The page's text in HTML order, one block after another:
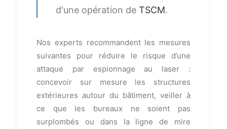
d'une opération de TSCM.
Nos experts recommandent les mesures
suivantes pour réduire le risque d’une
attaque par espionnage au laser :
concevoir sur mesure les structures
extérieures autour du bâtiment, veiller à
ce que les bureaux ne soient pas
surplombés ou dans la ligne de mire